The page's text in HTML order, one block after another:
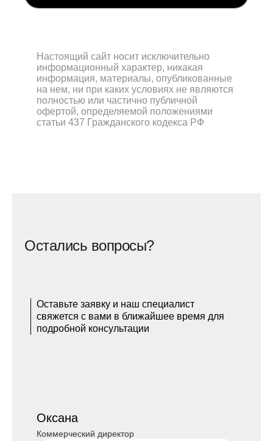
Настоящий сайт носит исключительно
информационный характер, никакая
информация, материалы, опубликованные
на нем, ни при каких условиях не являются
полностью или частично публичной
офертой, определяемой положениями
статьи 437 Гражданского кодекса РФ
Остались вопросы?
Оставьте заявку и наш специалист
свяжется с вами в ближайшее время для
подробной консультации
Оксана
Коммерческий директор